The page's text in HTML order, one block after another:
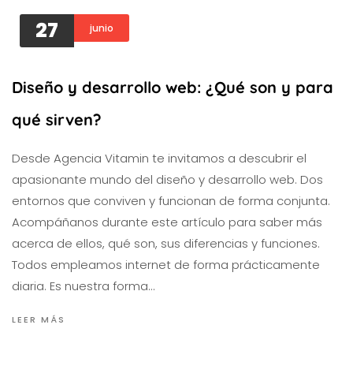
27 junio
Diseño y desarrollo web: ¿Qué son y para
qué sirven?
Desde Agencia Vitamin te invitamos a descubrir el
apasionante mundo del diseño y desarrollo web. Dos
entornos que conviven y funcionan de forma conjunta.
Acompáñanos durante este artículo para saber más
acerca de ellos, qué son, sus diferencias y funciones.
Todos empleamos internet de forma prácticamente
diaria. Es nuestra forma…
LEER MÁS